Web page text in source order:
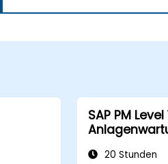
SAP PM
20 Stunden